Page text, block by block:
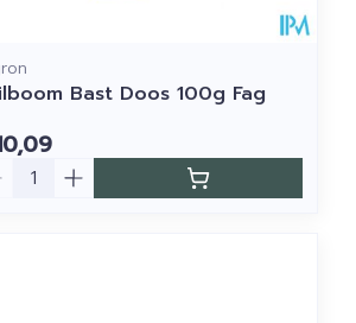
Bast Doos 100g Fag